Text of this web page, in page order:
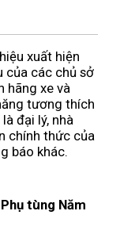
xuất hiện
của các chủ sở
hãng xe và
tương thích
đại lý, nhà
chính thức của
báo khác.
tùng Năm